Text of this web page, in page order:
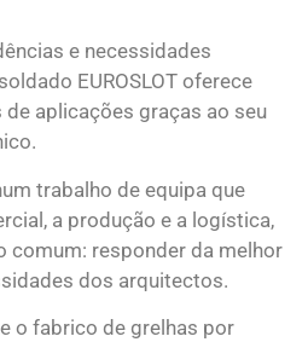
Here
Here
Here
Here
Here
Here
e necessidades
EUROSLOT oferece
aplicações graças ao seu
trabalho de equipa que
a produção e a logística,
comum: responder da melhor
dos arquitectos.
o fabrico de grelhas por